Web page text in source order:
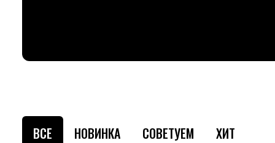
ВСЕ НОВИНКА СОВЕТУЕМ ХИТ